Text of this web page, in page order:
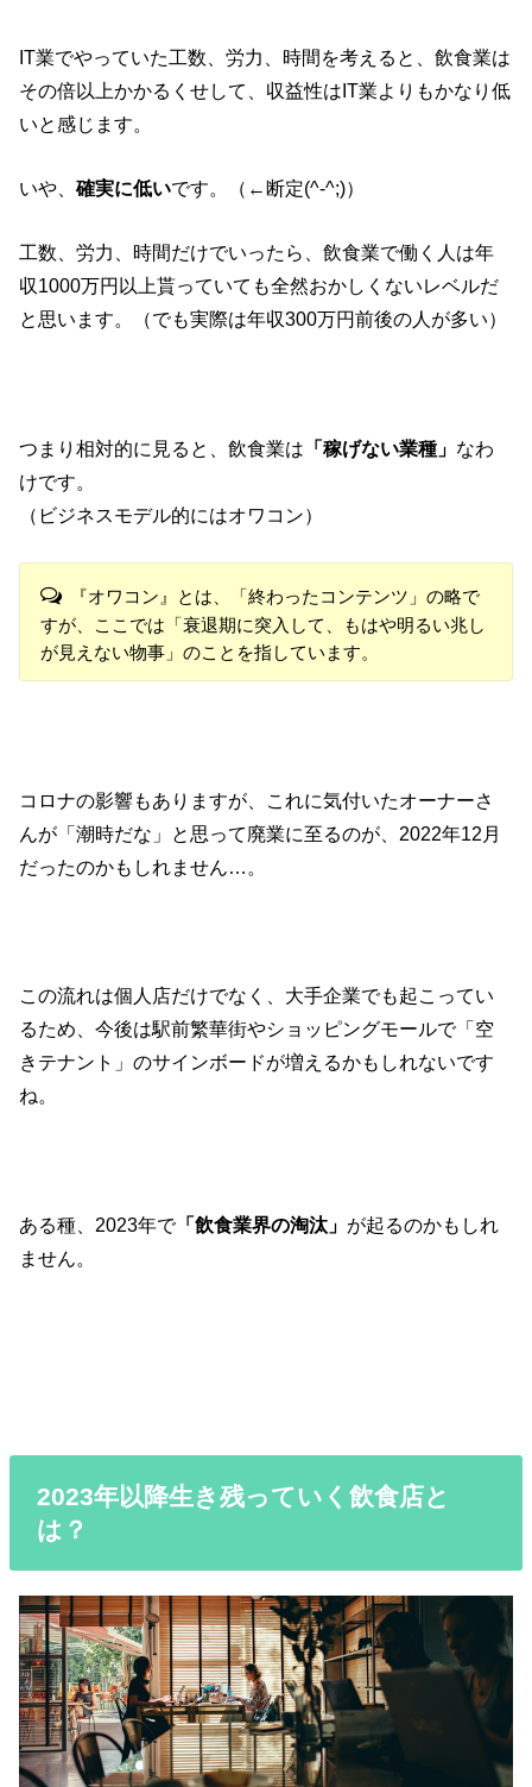
IT業でやっていた工数、労力、時間を考えると、飲食業は
その倍以上かかるくせして、収益性はIT業よりもかなり低
いと感じます。
いや、確実に低いです。（←断定(^-^;)）
工数、労力、時間だけでいったら、飲食業で働く人は年
収1000万円以上貰っていても全然おかしくないレベルだ
と思います。（でも実際は年収300万円前後の人が多い）
つまり相対的に見ると、飲食業は 「稼げない業種」 なわ
けです。
（ビジネスモデル的にはオワコン）
『オワコン』とは、「終わったコンテンツ」の略で
すが、ここでは「衰退期に突入して、もはや明るい兆し
が見えない物事」のことを指しています。
コロナの影響もありますが、これに気付いたオーナーさ
んが「潮時だな」と思って廃業に至るのが、2022年12月
だったのかもしれません…。
この流れは個人店だけでなく、大手企業でも起こってい
るため、今後は駅前繁華街やショッピングモールで「空
きテナント」のサインボードが増えるかもしれないです
ね。
ある種、2023年で「飲食業界の淘汰」 が起るのかもしれ
ません。
2023年以降生き残っていく飲食店と
は？